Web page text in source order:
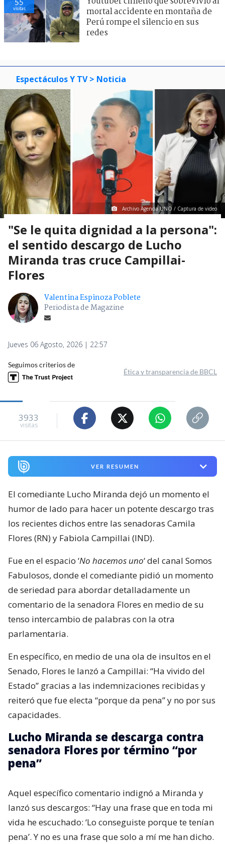
55
visitas
mortal accidente en montaña de
Perú rompe el silencio en sus
redes
Espectáculos Y TV > Noticia
Archivo Agencia UNO / Captura de video
"Se le quita dignidad a la persona":
el sentido descargo de Lucho
Miranda tras cruce Campillai-
Flores
Valentina Espinoza Poblete
Periodista de Magazine
Jueves 06 Agosto, 2026 | 22:57
Seguimos criterios de
Ética y transparencia de BBCL
3933
visitas
VER RESUMEN
El comediante Lucho Miranda dejó un momento el
humor de lado para hacer un potente descargo tras
los recientes dichos entre las senadoras Camila
Flores (RN) y Fabiola Campillai (IND).
Fue en el espacio ‘No hacemos uno‘ del canal Somos
Fabulosos, donde el comediante pidió un momento
de seriedad para abordar detalladamente un
comentario de la senadora Flores en medio de su
tenso intercambio de palabras con la otra
parlamentaria.
En específico, en medio de una ola de insultos en el
Senado, Flores le lanzó a Campillai: “Ha vivido del
Estado” gracias a las indemnizaciones recibidas y
reiteró que fue electa “porque da pena” y no por sus
capacidades.
Lucho Miranda se descarga contra
senadora Flores por término “por
pena”
Aquel específico comentario indignó a Miranda y
lanzó sus descargos: “Hay una frase que en toda mi
vida he escuchado: ‘Lo conseguiste porque te tenían
pena’. Y no es una frase que solo a mí me han dicho.